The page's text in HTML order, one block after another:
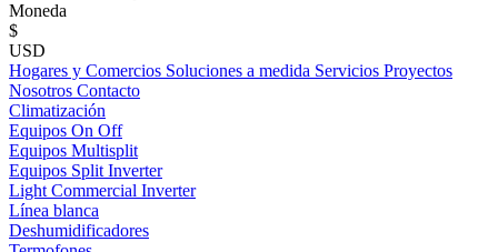
Moneda
$
USD
Hogares y Comercios Soluciones a medida Servicios Proyectos
Nosotros Contacto
Climatización
Equipos On Off
Equipos Multisplit
Equipos Split Inverter
Light Commercial Inverter
Línea blanca
Deshumidificadores